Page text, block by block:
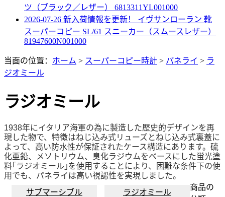
ツ（ブラック／レザー） 6813311YL001000
2026-07-26 新入荷情報を更新！ イヴサンローラン 靴
スーパーコピー SL/61 スニーカー（スムースレザー）
81947600N001000
当面の位置： ホーム > スーパーコピー時計 > パネライ > ラ
ジオミール
ラジオミール
1938年にイタリア海軍の為に製造した歴史的デザインを再
現した物で、特徴はねじ込み式リューズとねじ込み式裏蓋に
よって、高い防水性が保証されたケース構造にあります。硫
化亜鉛、メソトリウム、臭化ラジウムをベースにした蛍光塗
料｢ラジオミール｣を使用することにより、困難な条件下の使
用でも、パネライは高い視認性を実現しました。
サブマーシブル
ラジオミール
商品の